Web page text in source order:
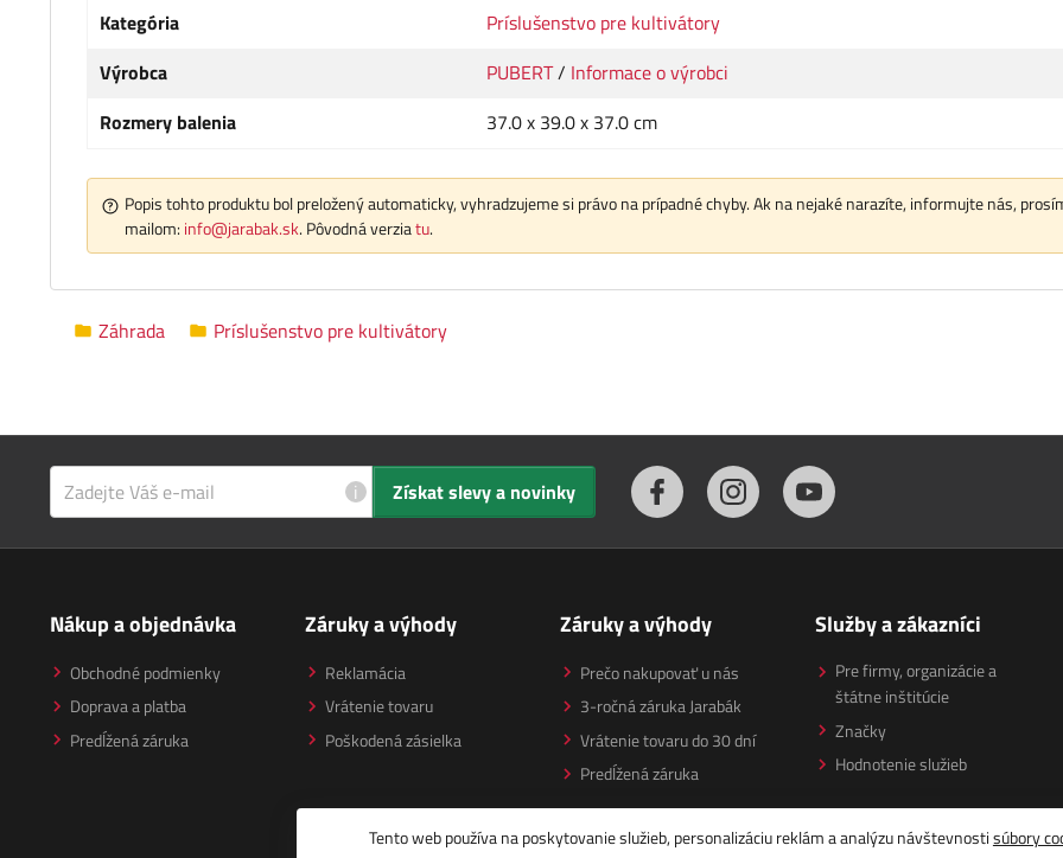
Kategória
Príslušenstvo pre kultivátory
Výrobca
PUBERT/ Informace o výrobci
Rozmery balenia
37.0 x 39.0 x 37.0 cm
Popis tohto produktu bol preložený automaticky, vyhradzujeme si právo na prípadné chyby. Ak na nejaké narazíte, informujte nás,
mailom: info@jarabak.sk. Pôvodná verziatu.
Záhrada Príslušenstvo pre kultivátory
i Získat slevy a novinky
Nákup a objednávka
Obchodné podmienky
Doprava a platba
Predĺžená záruka
Záruky a výhody
Reklamácia
Vrátenie tovaru
Poškodená zásielka
Záruky a výhody
Prečo nakupovať u nás
3-ročná záruka Jarabák
Vrátenie tovaru do 30 dní
Predĺžená záruka
Služby a zákazníci
Pre firmy, organizácie a
štátne inštitúcie
Značky
Hodnotenie služieb
Tento web používa na poskytovanie služieb, personalizáciu reklám a analýzu návštevnostisúbory